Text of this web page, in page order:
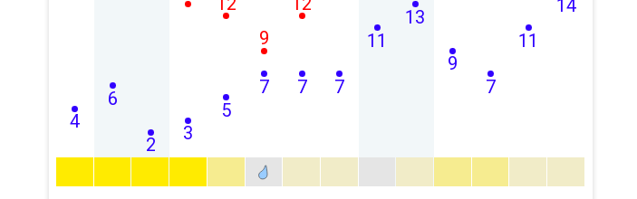
4
6
2
3
5
7
9
7 7
11
13
9
7
11
14